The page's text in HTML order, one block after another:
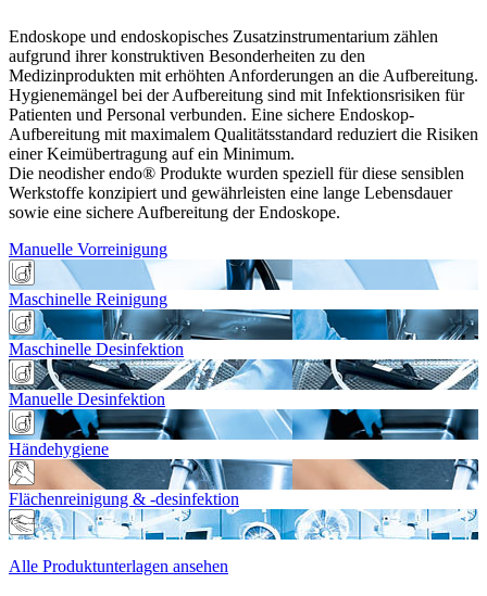
Endoskope und endoskopisches Zusatzinstrumentarium zählen
aufgrund ihrer konstruktiven Besonderheiten zu den
Medizinprodukten mit erhöhten Anforderungen an die Aufbereitung.
Hygienemängel bei der Aufbereitung sind mit Infektionsrisiken für
Patienten und Personal verbunden. Eine sichere Endoskop-
Aufbereitung mit maximalem Qualitätsstandard reduziert die Risiken
einer Keimübertragung auf ein Minimum.
Die neodisher endo® Produkte wurden speziell für diese sensiblen
Werkstoffe konzipiert und gewährleisten eine lange Lebensdauer
sowie eine sichere Aufbereitung der Endoskope.
Manuelle Vorreinigung
Maschinelle Reinigung
Maschinelle Desinfektion
Manuelle Desinfektion
Händehygiene
Flächenreinigung & -desinfektion
Alle Produktunterlagen ansehen